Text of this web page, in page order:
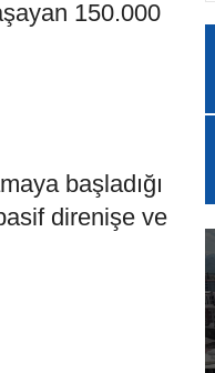
150.000
başladığı
direnişe ve